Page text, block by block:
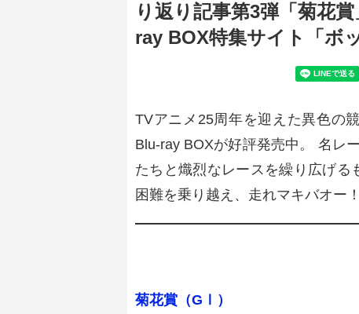
り返り記事第3弾「菊花
ray BOX特集サイト「ボ
TVアニメ25周年を迎えた異色の
Blu-ray BOXが好評発売中。 名レ
たちと熾烈なレースを繰り広げる
困難を乗り越え、走れマキバオー！
菊花賞（GⅠ）